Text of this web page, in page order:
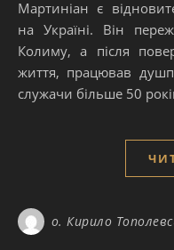
Мартиніан є
на Україні. Він
Колиму, а після
життя, працював
служачи більше 50
о. Кирило